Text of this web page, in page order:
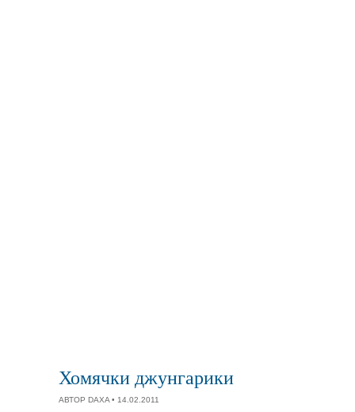
Хомячки джунгарики
АВТОР DAXA • 14.02.2011